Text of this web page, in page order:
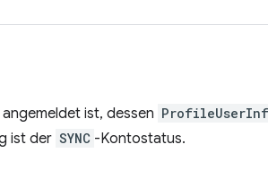
ist, dessen
ist der SYNC -Kontostatus.